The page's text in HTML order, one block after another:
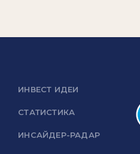
ИНВЕСТ ИДЕИ
СТАТИСТИКА
ИНСАЙДЕР-РАДАР